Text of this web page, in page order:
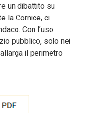
un dibattito su
la Cornice, ci
Con l’uso
pubblico, solo nei
il perimetro